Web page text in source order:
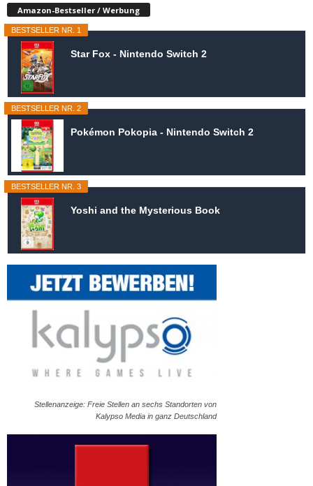
Amazon-Bestseller / Werbung
BESTSELLER NR. 1
Star Fox - Nintendo Switch 2
BESTSELLER NR. 2
Pokémon Pokopia - Nintendo Switch 2
BESTSELLER NR. 3
Yoshi and the Mysterious Book
Stellenanzeige: Freie Stellen an sechs Standorten von
Kalypso Media in ganz Deutschland